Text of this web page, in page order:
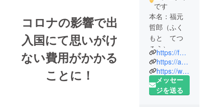
コロナの影響で出
入国にて思いがけ
ない費用がかかる
ことに！
です
本名：福元
哲郎（ふく
もと てつ
ろう）
1972年6月
23日 広島
県三原市出
https://fukumoto-tetsuro.net/prof
https://ameblo.jp/fukumoto0623/
https://www.facebook.com/fukumoto.japan
メッセー
ジを送る